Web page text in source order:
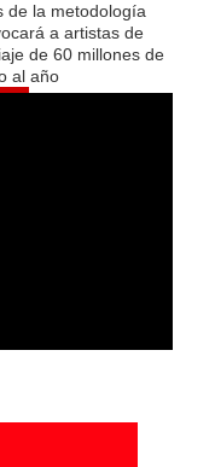
de la metodología
a artistas de
de 60 millones de
al año